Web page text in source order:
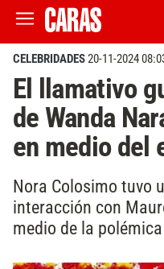
CELEBRIDADES20-11-2024
El llamativo
de Wanda
en medio del
Nora Colosimo tuvo
interacción con
medio de la